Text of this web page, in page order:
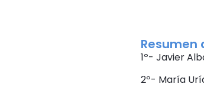
Resumen
1º- Javier
2º- María